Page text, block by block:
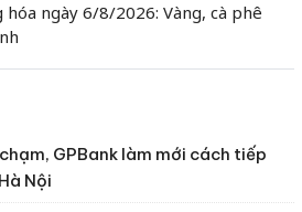
hóa ngày 6/8/2026: Vàng, cà phê
GPBank làm mới cách tiếp
Nội